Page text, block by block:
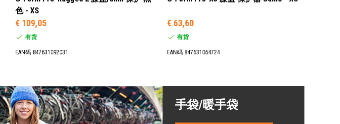
色 - XS
€ 109,05
有货
EAN码 847631092031
€ 63,60
有货
EAN码 847631064724
手袋/暖手袋